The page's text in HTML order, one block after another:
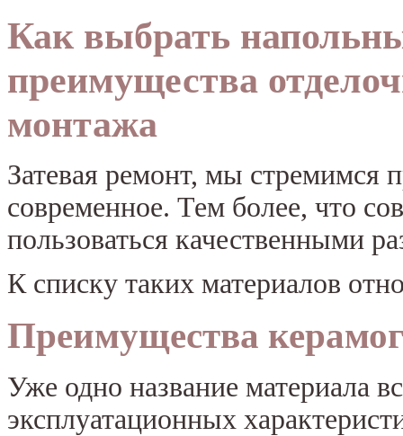
Как выбрать
преимущества
монтажа
Затевая ремонт, мы стремимся
современное. Тем более, что
пользоваться качественными
К списку таких материалов
Преимущества
Уже одно название материала
эксплуатационных